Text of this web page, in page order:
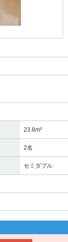
23.8m²
2名
セミダブル